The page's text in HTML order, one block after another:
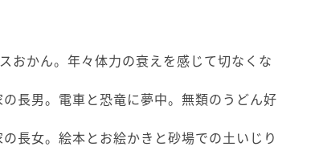
おかん。年々体力の衰えを感じて切なくな
長男。電車と恐竜に夢中。無類のうどん好
長女。絵本とお絵かきと砂場での土いじり